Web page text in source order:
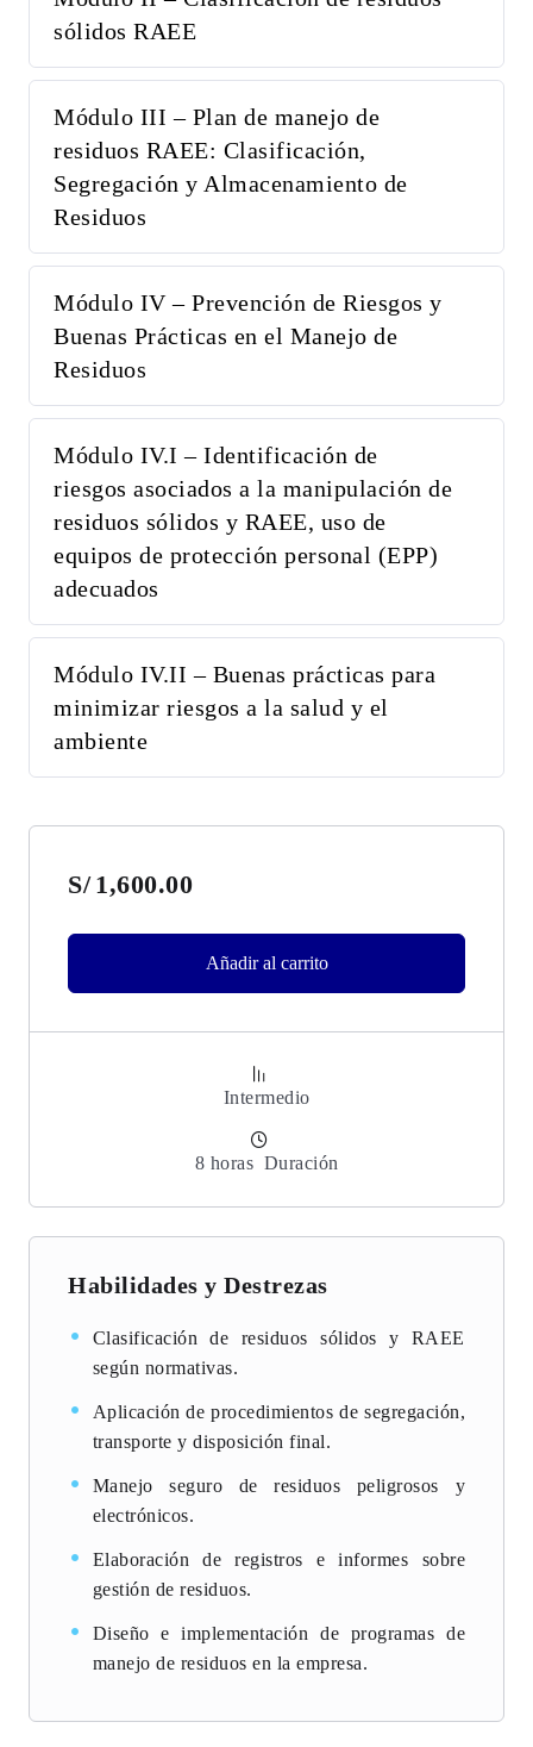
sólidos RAEE
Módulo III – Plan de manejo de
residuos RAEE: Clasificación,
Segregación y Almacenamiento de
Residuos
Módulo IV – Prevención de Riesgos y
Buenas Prácticas en el Manejo de
Residuos
Módulo IV.I – Identificación de
riesgos asociados a la manipulación de
residuos sólidos y RAEE, uso de
equipos de protección personal (EPP)
adecuados
Módulo IV.II – Buenas prácticas para
minimizar riesgos a la salud y el
ambiente
S/ 1,600.00
Añadir al carrito
Intermedio
8 horas Duración
Habilidades y Destrezas
Clasificación de residuos sólidos y RAEE
según normativas.
Aplicación de procedimientos de segregación,
transporte y disposición final.
Manejo seguro de residuos peligrosos y
electrónicos.
Elaboración de registros e informes sobre
gestión de residuos.
Diseño e implementación de programas de
manejo de residuos en la empresa.